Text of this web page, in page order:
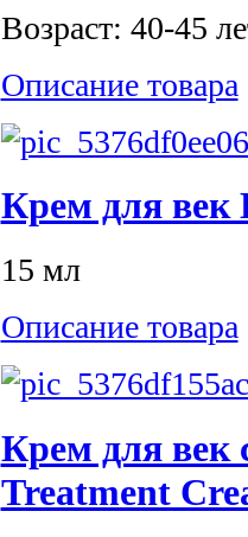
Возраст: 40-45
Описание товара
Крем для век
15 мл
Описание товара
Крем для век
Treatment